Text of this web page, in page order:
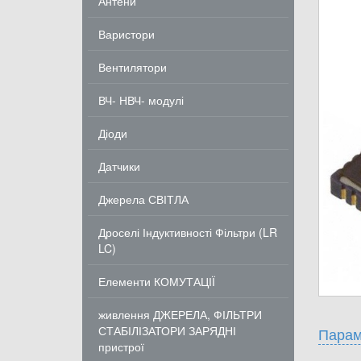
Варистори
Вентилятори
ВЧ- НВЧ- модулі
Діоди
Датчики
Джерела СВІТЛА
Дроселі Індуктивності Фільтри (LR
LC)
Елементи КОМУТАЦІЇ
живлення ДЖЕРЕЛА, ФІЛЬТРИ
СТАБІЛІЗАТОРИ ЗАРЯДНІ
пристрої